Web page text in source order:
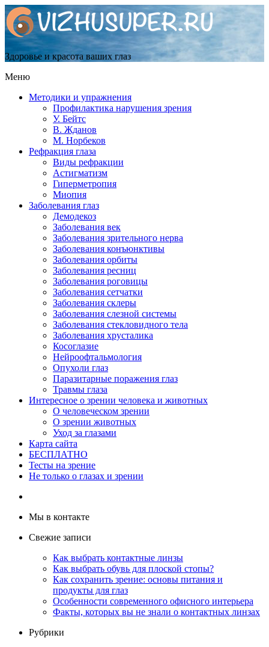
Здоровье и красота ваших глаз
Меню
Методики и упражнения
Профилактика нарушения зрения
У. Бейтс
В. Жданов
М. Норбеков
Рефракция глаза
Виды рефракции
Астигматизм
Гиперметропия
Миопия
Заболевания глаз
Демодекоз
Заболевания век
Заболевания зрительного нерва
Заболевания конъюнктивы
Заболевания орбиты
Заболевания ресниц
Заболевания роговицы
Заболевания сетчатки
Заболевания склеры
Заболевания слезной системы
Заболевания стекловидного тела
Заболевания хрусталика
Косоглазие
Нейроофтальмология
Опухоли глаз
Паразитарные поражения глаз
Травмы глаза
Интересное о зрении человека и животных
О человеческом зрении
О зрении животных
Уход за глазами
Карта сайта
БЕСПЛАТНО
Тесты на зрение
Не только о глазах и зрении
Мы в контакте
Свежие записи
Как выбрать контактные линзы
Как выбрать обувь для плоской стопы?
Как сохранить зрение: основы питания и
продукты для глаз
Особенности современного офисного интерьера
Факты, которых вы не знали о контактных линзах
Рубрики